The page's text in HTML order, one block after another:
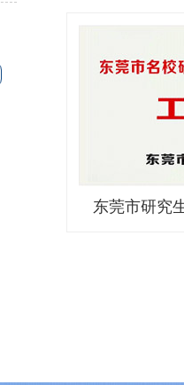
东莞市研究